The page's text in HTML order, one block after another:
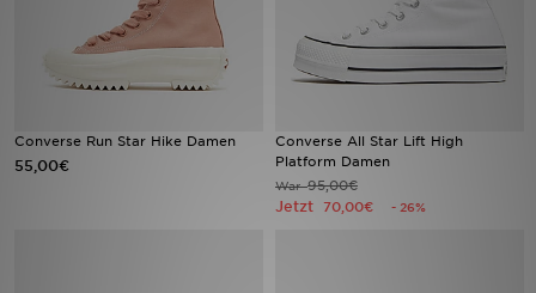
Converse Run Star Hike Damen
55,00€
Converse All Star Lift High
Platform Damen
War95,00€
Jetzt 70,00€ - 26%
Bestsellers